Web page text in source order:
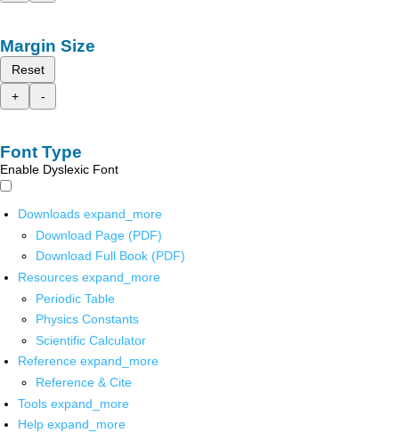
Margin Size
Reset
+
-
Font Type
Enable Dyslexic Font
Downloads expand_more
Download Page (PDF)
Download Full Book (PDF)
Resources expand_more
Periodic Table
Physics Constants
Scientific Calculator
Reference expand_more
Reference & Cite
Tools expand_more
Help expand_more